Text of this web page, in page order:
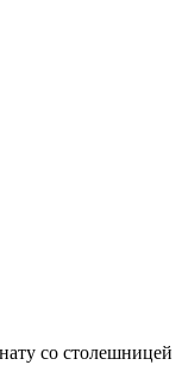
со столешницей